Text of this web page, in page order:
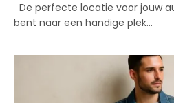
De perfecte locatie voor jouw
bent naar een handige plek…